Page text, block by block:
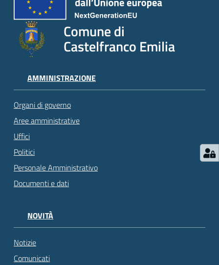
Comune di
Castelfranco Emilia
AMMINISTRAZIONE
Organi di governo
Aree amministrative
Uffici
Politici
Personale Amministrativo
Documenti e dati
NOVITÀ
Notizie
Comunicati